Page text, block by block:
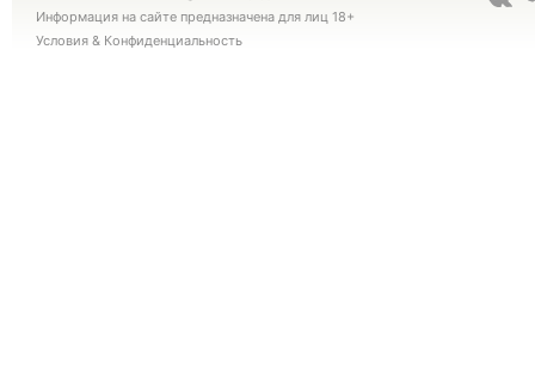
Информация на сайте предназначена для лиц 18+
Условия & Конфиденциальность